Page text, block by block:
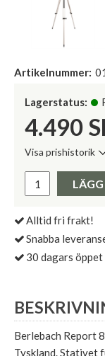
Artikelnummer:
Lagerstatus:
4.490
Visa prishistorik
Alltid fri frakt!
Snabba
30 dagars öppet
Berlebach Report
Tyskland. Stativet